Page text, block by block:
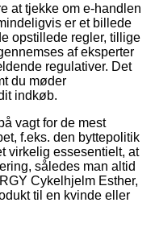
at tjekke om e-handlen
er et billede
opstillede regler, tillige
af eksperter
regulativer. Det
du møder
indkøb.
vagt for de mest
f.eks. den byttepolitik
virkelig essesentielt, at
således man altid
Cykelhjelm Esther,
til en kvinde eller